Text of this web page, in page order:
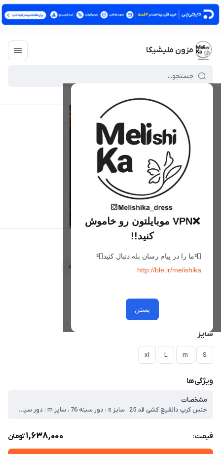
مزون ملیشیکا
❌VPN موبایلتون رو خاموش
کنید!!
📮ما را در پیام رسان بله دنبال کنید📮
http://ble.ir/melishika
بستن
علاقه‌مندی مقایسه
نسکافه ای روشن
سایز
S
m
L
xl
ویژگی‌ها
مشخصات
جنس کرپ دالقیچ کشی قد 25 ، سایز s : دور سینه 76 ، سایز m : دور سینه 84 ، سایز L : دور سینه ۹۲ ، سایز xl : دور سینه ۹۷
قیمت: 1,638,000تومان